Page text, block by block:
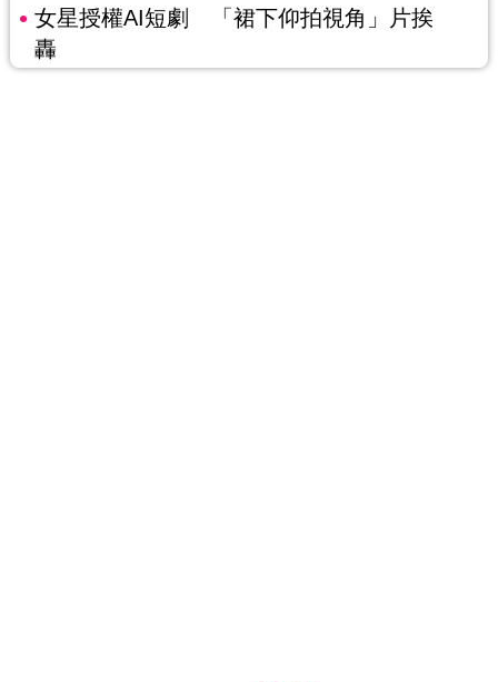
女星授權AI短劇 「裙下仰拍視角」片挨
轟